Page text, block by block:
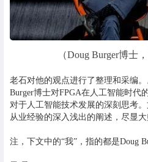
（Doug Burger博士
老石对他的观点进行了整理和采编
Burger博士对FPGA在人工智能时代
对于人工智能技术发展的深刻思考
从业经验的深入浅出的阐述，尽显大
注，下文中的“我”，指的都是Doug